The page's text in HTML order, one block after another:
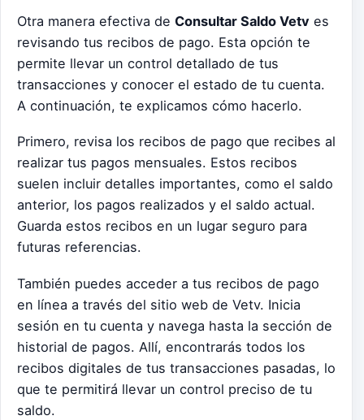
Otra manera efectiva de Consultar Saldo Vetv es
revisando tus recibos de pago. Esta opción te
permite llevar un control detallado de tus
transacciones y conocer el estado de tu cuenta.
A continuación, te explicamos cómo hacerlo.
Primero, revisa los recibos de pago que recibes al
realizar tus pagos mensuales. Estos recibos
suelen incluir detalles importantes, como el saldo
anterior, los pagos realizados y el saldo actual.
Guarda estos recibos en un lugar seguro para
futuras referencias.
También puedes acceder a tus recibos de pago
en línea a través del sitio web de Vetv. Inicia
sesión en tu cuenta y navega hasta la sección de
historial de pagos. Allí, encontrarás todos los
recibos digitales de tus transacciones pasadas, lo
que te permitirá llevar un control preciso de tu
saldo.